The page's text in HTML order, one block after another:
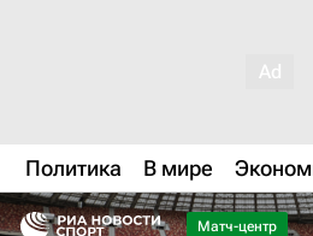
Политика В мире
Матч-центр